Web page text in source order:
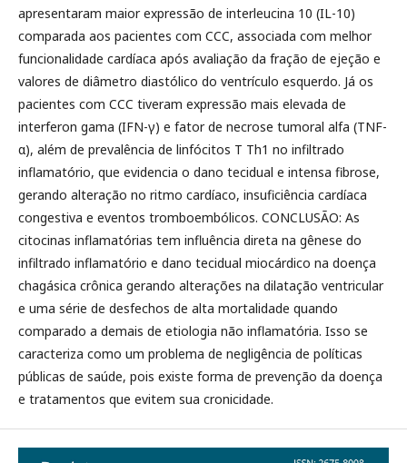
apresentaram maior expressão de interleucina 10 (IL-10)
comparada aos pacientes com CCC, associada com melhor
funcionalidade cardíaca após avaliação da fração de ejeção e
valores de diâmetro diastólico do ventrículo esquerdo. Já os
pacientes com CCC tiveram expressão mais elevada de
interferon gama (IFN-γ) e fator de necrose tumoral alfa (TNF-
α), além de prevalência de linfócitos T Th1 no infiltrado
inflamatório, que evidencia o dano tecidual e intensa fibrose,
gerando alteração no ritmo cardíaco, insuficiência cardíaca
congestiva e eventos tromboembólicos. CONCLUSÃO: As
citocinas inflamatórias tem influência direta na gênese do
infiltrado inflamatório e dano tecidual miocárdico na doença
chagásica crônica gerando alterações na dilatação ventricular
e uma série de desfechos de alta mortalidade quando
comparado a demais de etiologia não inflamatória. Isso se
caracteriza como um problema de negligência de políticas
públicas de saúde, pois existe forma de prevenção da doença
e tratamentos que evitem sua cronicidade.